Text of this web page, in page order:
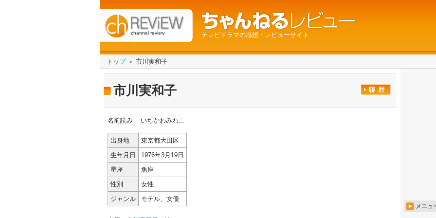
channel review テレビドラマの感想・レビューサイト
トップ＞ 市川実和子
市川実和子
名前読み いちかわみわこ
出身地
東京都大田区
生年月日
1976年3月19日
星座
魚座
性別
女性
ジャンル
モデル、女優
メニュ